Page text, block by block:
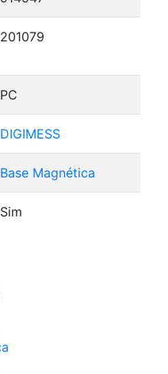
201079
PC
DIGIMESS
Base Magnética
Sim